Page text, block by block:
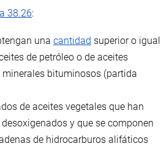
38.26:
una cantidad superior o igual
de petróleo o de aceites
bituminosos (partida
de aceites vegetales que han
y que se componen
de hidrocarburos alifáticos